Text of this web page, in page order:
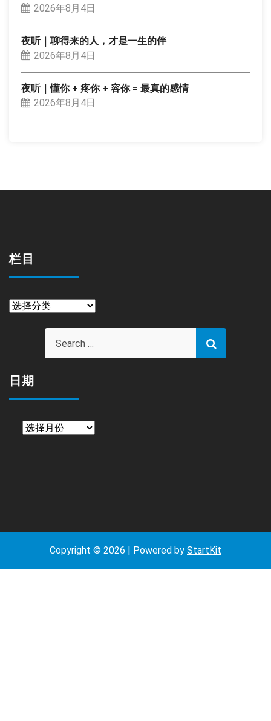
2026年8月4日
夜听｜聊得来的人，才是一生的伴
2026年8月4日
夜听｜懂你 + 疼你 + 容你 = 最真的感情
2026年8月4日
栏目
栏
日期
Copyright © 2026 | Powered by StartKit